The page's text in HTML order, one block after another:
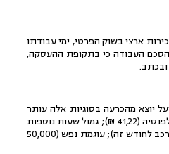
מכירות ארצי בשוק הפרטי, ימי עבודתו
בהסכם העבודה כי בתקופת ההעסקה,
יוצא מהכרעה בסוגיות אלה עותר
התובע לתשלום הפרשי פיצויי פיטורים (282,522 ₪) ולחילופין הפרשות לקופת פיצויים (32,548 ₪); הפרשות לפנסיה (41,22 ₪); גמול שעות נוספות
(48,000 ₪); פדיון חופשה (87,427 ₪); הפרשי פרמיות (250,000 ₪); חלף הודעה מוקדמת (16,594 ₪ ושווי הרכב לחודש זה); עוגמת נפש (50,000